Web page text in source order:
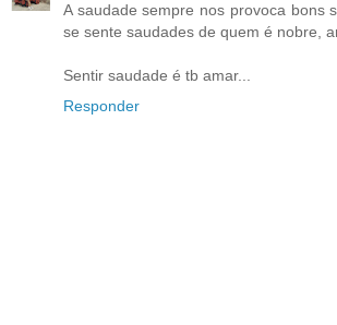
A saudade sempre nos provoca bons
se sente saudades de quem é nobre,
Sentir saudade é tb amar...
Responder